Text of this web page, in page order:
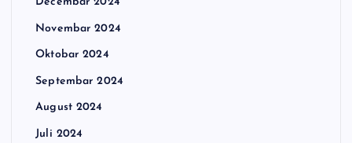
Novembar 2024
Oktobar 2024
Septembar 2024
August 2024
Juli 2024